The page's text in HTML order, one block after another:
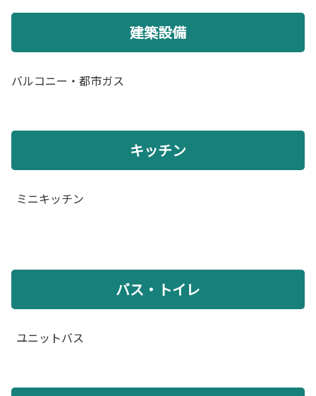
建築設備
バルコニー・都市ガス
キッチン
ミニキッチン
バス・トイレ
ユニットバス